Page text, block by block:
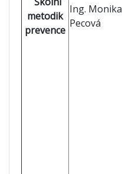
metodik
prevence
Ing. Monika
Pecová